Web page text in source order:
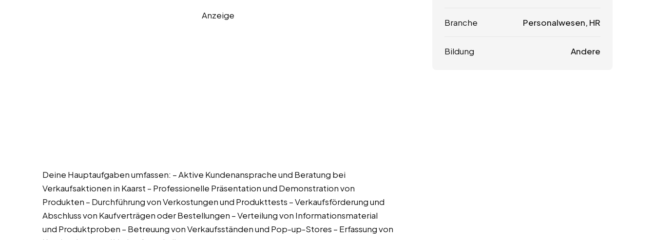
Anzeige
Deine Hauptaufgaben umfassen: – Aktive Kundenansprache und Beratung bei
Verkaufsaktionen in Kaarst – Professionelle Präsentation und Demonstration von
Produkten – Durchführung von Verkostungen und Produkttests – Verkaufsförderung und
Abschluss von Kaufverträgen oder Bestellungen – Verteilung von Informationsmaterial
und Produktproben – Betreuung von Verkaufsständen und Pop-up-Stores – Erfassung von
Branche Personalwesen, HR
Bildung Andere